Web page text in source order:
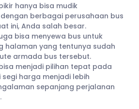
hanya bisa mudik
berbagai perusahaan bus
ini, Anda salah besar.
bisa menyewa bus untuk
halaman yang tentunya sudah
armada bus tersebut.
menjadi pilihan tepat pada
harga menjadi lebih
sepanjang perjalanan